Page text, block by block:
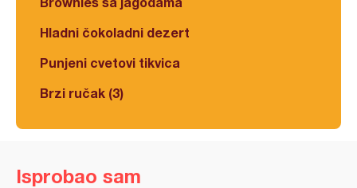
Hladni čokoladni dezert
Punjeni cvetovi tikvica
Brzi ručak (3)
Isprobao sam